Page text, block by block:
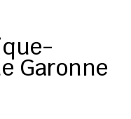
Garonne